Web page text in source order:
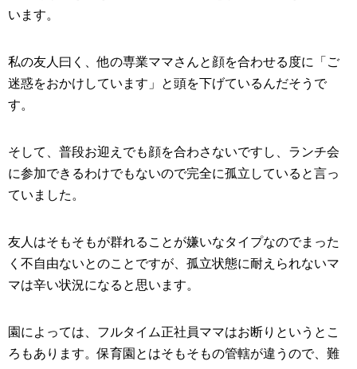
います。
私の友人曰く、他の専業ママさんと顔を合わせる度に「ご
迷惑をおかけしています」と頭を下げているんだそうで
す。
そして、普段お迎えでも顔を合わさないですし、ランチ会
に参加できるわけでもないので完全に孤立していると言っ
ていました。
友人はそもそもが群れることが嫌いなタイプなのでまった
く不自由ないとのことですが、孤立状態に耐えられないマ
マは辛い状況になると思います。
園によっては、フルタイム正社員ママはお断りというとこ
ろもあります。保育園とはそもそもの管轄が違うので、難